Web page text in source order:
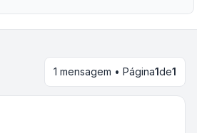
1 mensagem • Página1de1